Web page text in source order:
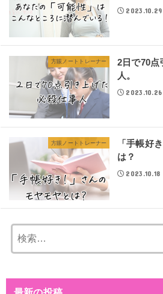
2023.10.29
方眼ノートトレーナー
2日で70点
人。
2023.10.26
方眼ノートトレーナー
「手帳好
は？
2023.10.18
索:
最新の投稿